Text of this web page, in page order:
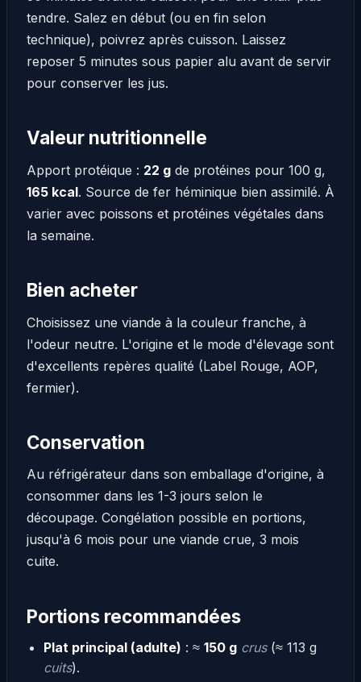
tendre. Salez en début (ou en fin selon
technique), poivrez après cuisson. Laissez
reposer 5 minutes sous papier alu avant de servir
pour conserver les jus.
Valeur nutritionnelle
Apport protéique : 22 g de protéines pour 100 g,
165 kcal. Source de fer héminique bien assimilé. À
varier avec poissons et protéines végétales dans
la semaine.
Bien acheter
Choisissez une viande à la couleur franche, à
l'odeur neutre. L'origine et le mode d'élevage sont
d'excellents repères qualité (Label Rouge, AOP,
fermier).
Conservation
Au réfrigérateur dans son emballage d'origine, à
consommer dans les 1-3 jours selon le
découpage. Congélation possible en portions,
jusqu'à 6 mois pour une viande crue, 3 mois
cuite.
Portions recommandées
Plat principal (adulte) : ≈ 150 g crus(≈ 113 g
cuits).